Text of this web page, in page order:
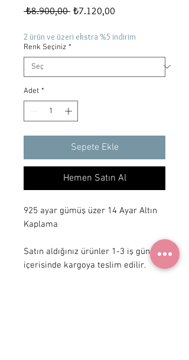
₺8.900,00 Normal
₺7.120,00
2 ürün ve üzeri ekstra %5 indirim
Renk Seçiniz *
Adet *
Sepete Ekle
Hemen Satın Al
925 ayar gümüş üzer 14 Ayar Altın
Kaplama
Satın aldığınız ürünler 1-3 iş günü
içerisinde kargoya teslim edilir.